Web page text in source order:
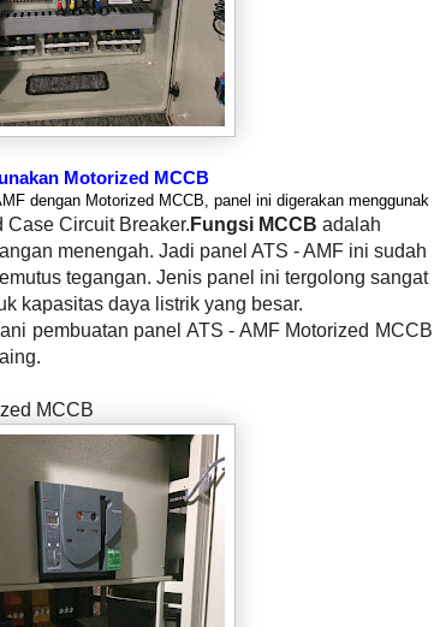
Motorized MCCB
dengan Motorized MCCB, panel ini digerakan menggunak
Case Circuit Breaker. Fungsi MCCB adalah
menengah. Jadi panel ATS - AMF ini sudah
tegangan. Jenis panel ini tergolong sangat
kapasitas daya listrik yang besar.
pembuatan panel ATS - AMF Motorized MCCB
MCCB